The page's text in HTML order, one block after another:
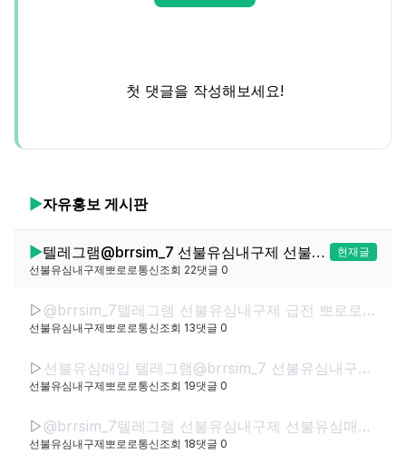
첫 댓글을 작성해보세요!
▶자유홍보 게시판
▶ 텔레그램@brrsim_7 선불유심내구제 선불유심매입 뽀로로통신 주부소액급전바로급전 선불유심구매 급전인터넷무담보소액 막심삽니다https://brrsim77.isweb.co.kr
현재글
선불유심내구제뽀로로통신조회 22댓글 0
▷ @brrsim_7텔레그램 선불유심내구제 급전 뽀로로통신 선불유심매입 선불유심현금화하는업체 선불유심구매 간편무서류소액급전
선불유심내구제뽀로로통신조회 13댓글 0
▷ 선불유심매입 텔레그램@brrsim_7 선불유심내구제 뽀로로통신 바로소액내구제급전 선불유심구매 급전 선불유심매입 바로소액급전 무서류무방문급전
선불유심내구제뽀로로통신조회 19댓글 0
▷ @brrsim_7텔레그램 선불유심내구제 선불유심매입 선불폰내구제 뽀로로통신 급전 선불유심현금화하는업체 선불유심구매 무직신불자소액급전
선불유심내구제뽀로로통신조회 18댓글 0